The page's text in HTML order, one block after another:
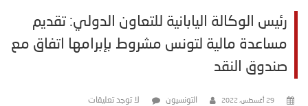
رئيس الوكالة اليابانية للتعاون الدولي: تقديم
مساعدة مالية لتونس مشروط بإبرامها اتفاق مع
صندوق النقد
29 أغسطس، 2022 التونسيون لا توجد تعليقات